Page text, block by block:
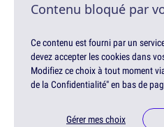
Contenu bloqué par
Ce contenu est fourni par un
devez accepter les cookies dans
Modifiez ce choix à tout moment
de la Confidentialité" en bas de
Gérer mes choix